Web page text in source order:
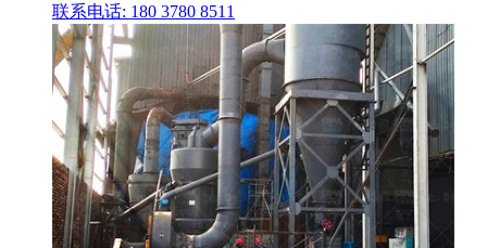
联系电话: 180 3780 8511